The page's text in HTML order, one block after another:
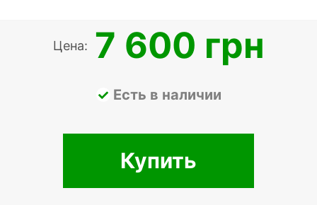
Цена: 7 600 грн
Есть в наличии
Купить